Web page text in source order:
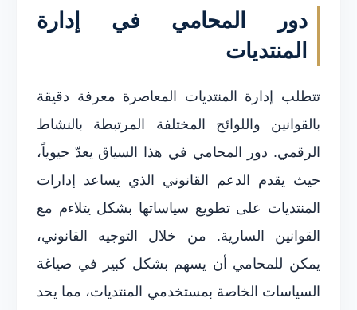
دور المحامي في إدارة
المنتديات
تتطلب إدارة المنتديات المعاصرة معرفة دقيقة
بالقوانين واللوائح المختلفة المرتبطة بالنشاط
الرقمي. دور المحامي في هذا السياق يعدّ حيوياً،
حيث يقدم الدعم القانوني الذي يساعد إدارات
المنتديات على تطويع سياساتها بشكل يتلاءم مع
القوانين السارية. من خلال التوجيه القانوني،
يمكن للمحامي أن يسهم بشكل كبير في صياغة
السياسات الخاصة بمستخدمي المنتديات، مما يحد